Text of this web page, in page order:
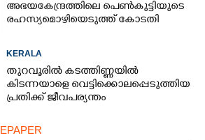
അഭയകേന്ദ്രത്തിലെ പെൺകുട്ടിയുടെ
രഹസ്യമൊഴിയെടുത്ത് കോടതി
KERALA
തുറവൂരിൽ കടത്തിണ്ണയിൽ
കിടന്നയാളെ വെട്ടിക്കൊലപ്പെടുത്തിയ
പ്രതിക്ക്​ ജീവപര്യന്തം
EPAPER